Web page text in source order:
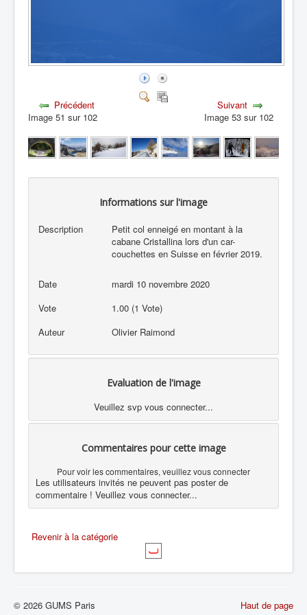
Précédent
Image 51 sur 102
Suivant
Image 53 sur 102
Informations sur l'image
Description
Petit col enneigé en montant à la
cabane Cristallina lors d'un car-
couchettes en Suisse en février 2019.
Date
mardi 10 novembre 2020
Vote
1.00 (1 Vote)
Auteur
Olivier Raimond
Evaluation de l'image
Veuillez svp vous connecter...
Commentaires pour cette image
Pour voir les commentaires, veuillez vous connecter
Les utilisateurs invités ne peuvent pas poster de
commentaire ! Veuillez vous connecter...
Revenir à la catégorie
Haut de page
© 2026 GUMS Paris